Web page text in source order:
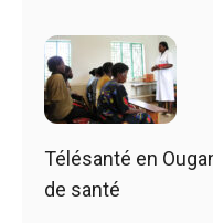
Télésanté en
de santé